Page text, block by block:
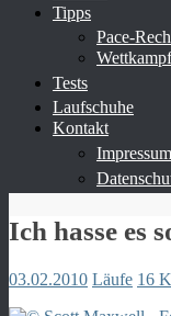
Tipps
Pace-
Tests
Laufschuhe
Kontakt
Impressum
Ich hasse es
03.02.2010 Läufe 16